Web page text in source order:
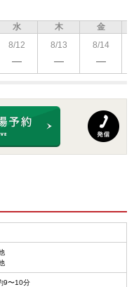
水
8/12
―
木
8/13
―
金
8/14
―
9〜10分